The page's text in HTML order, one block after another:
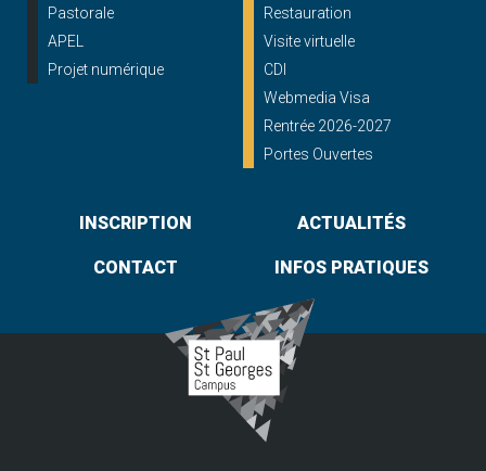
Pastorale
APEL
Projet numérique
Restauration
Visite virtuelle
CDI
Webmedia Visa
Rentrée 2026-2027
Portes Ouvertes
INSCRIPTION ACTUALITÉS
CONTACT INFOS PRATIQUES